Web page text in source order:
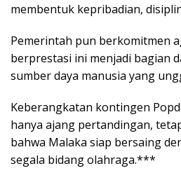
membentuk kepribadian,
Pemerintah pun berkomitmen
berprestasi ini menjadi bagian
sumber daya manusia yang
Keberangkatan kontingen
hanya ajang pertandingan,
bahwa Malaka siap bersaing
segala bidang olahraga.***